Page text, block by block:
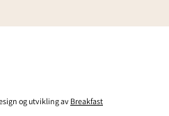
og utvikling av Breakfast